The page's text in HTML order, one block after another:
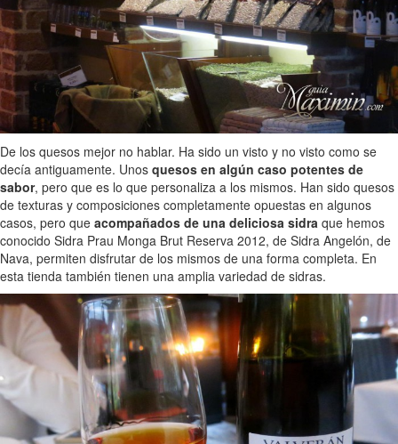
De los quesos mejor no hablar. Ha sido un visto y no visto como se
decía antiguamente. Unos quesos en algún caso potentes de
sabor, pero que es lo que personaliza a los mismos. Han sido quesos
de texturas y composiciones completamente opuestas en algunos
casos, pero que acompañados de una deliciosa sidra que hemos
conocido Sidra Prau Monga Brut Reserva 2012, de Sidra Angelón, de
Nava, permiten disfrutar de los mismos de una forma completa. En
esta tienda también tienen una amplia variedad de sidras.